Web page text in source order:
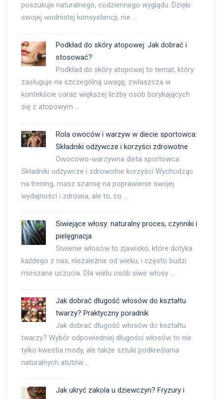
poszukuje naturalnego, codziennego wyglądu. Dzięki
swojej wodnistej konsystencji, nie …
Podkład do skóry atopowej: Jak dobrać i
stosować?
Podkład do skóry atopowej to temat, który
zasługuje na szczególną uwagę, zwłaszcza w
kontekście coraz większej liczby osób borykających
się z atopowym …
Rola owoców i warzyw w diecie sportowca:
Składniki odżywcze i korzyści zdrowotne
Owocowo-warzywna dieta sportowca:
Składniki odżywcze i zdrowotne korzyści Wychodząc
na trening, masz szansę na poprawienie swojej
wydajności i zdrowia, ale to, co …
Siwiejące włosy: naturalny proces, czynniki i
pielęgnacja
Siwienie włosów to zjawisko, które dotyka
każdego z nas, niezależnie od wieku, i często budzi
mieszane uczucia. Dla wielu osób siwe włosy …
Jak dobrać długość włosów do kształtu
twarzy? Praktyczny poradnik
Jak dobrać długość włosów do kształtu
twarzy? Wybór odpowiedniej długości włosów to nie
tylko kwestia mody, ale także sztuki podkreślania
naturalnych atutów …
Jak ukryć zakola u dziewczyn? Fryzury i